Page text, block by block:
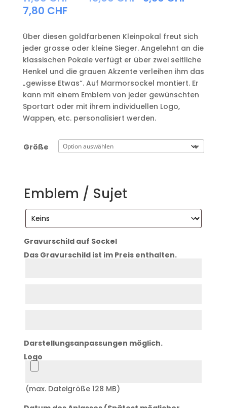
11,00 CHF
13,00 CHF
7,80 CHF Preisspanne:
bis
7,80 CHF
Über diesen goldfarbenen Kleinpokal freut sich
jeder grosse oder kleine Sieger. Angelehnt an die
klassischen Pokale verfügt er über zwei seitliche
Henkel und die grauen Akzente verleihen ihm das
„gewisse Etwas“. Auf Marmorsockel montiert. Er
kann mit einem Emblem von jeder gewünschten
Sportart oder mit ihrem individuellen Logo,
Wappen, etc. personalisiert werden.
Größe
Emblem / Sujet
Gravurschild auf Sockel
Das Gravurschild ist im Preis enthalten.
Darstellungsanpassungen möglich.
Logo
Logo
(max. Dateigröße 128 MB)